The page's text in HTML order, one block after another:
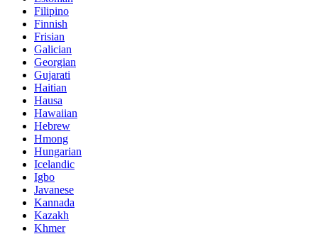
Filipino
Finnish
Frisian
Galician
Georgian
Gujarati
Haitian
Hausa
Hawaiian
Hebrew
Hmong
Hungarian
Icelandic
Igbo
Javanese
Kannada
Kazakh
Khmer